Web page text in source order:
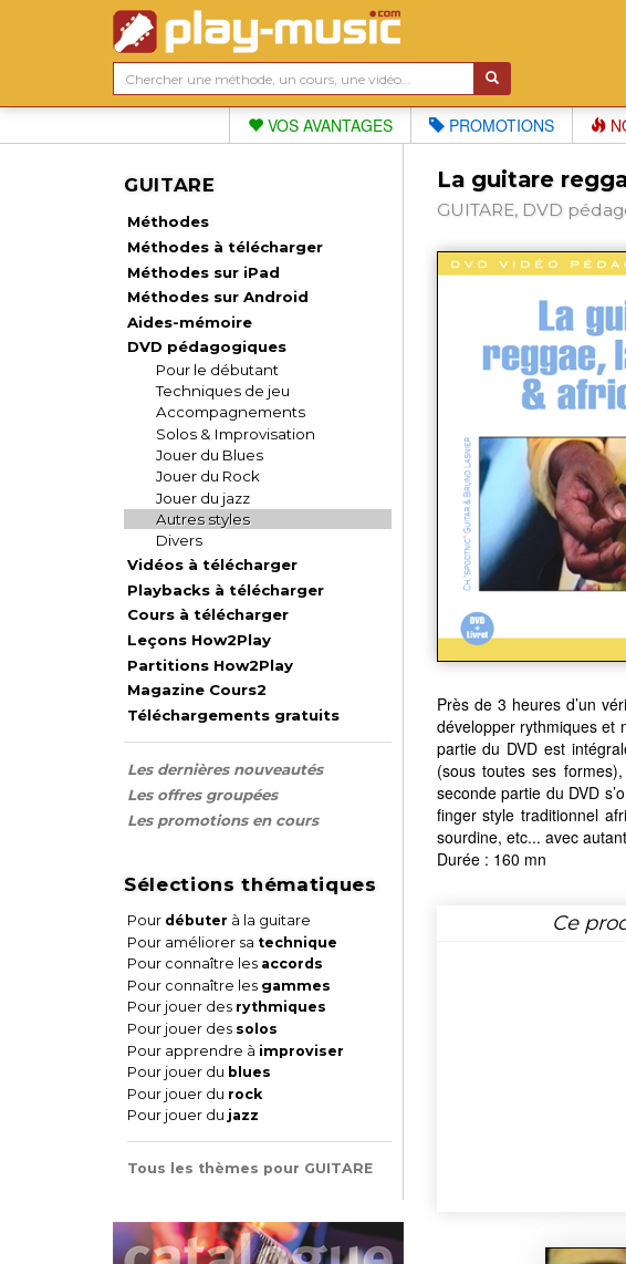
VOS AVANTAGES PROMOTIONS
GUITARE
Méthodes
Méthodes à télécharger
Méthodes sur iPad
Méthodes sur Android
Aides-mémoire
DVD pédagogiques
Pour le débutant
Techniques de jeu
Accompagnements
Solos & Improvisation
Jouer du Blues
Jouer du Rock
Jouer du jazz
Autres styles
Divers
Vidéos à télécharger
Playbacks à télécharger
Cours à télécharger
Leçons How2Play
Partitions How2Play
Magazine Cours2
Téléchargements gratuits
Les dernières nouveautés
Les offres groupées
Les promotions en cours
Sélections thématiques
Pour débuter à la guitare
Pour améliorer sa technique
Pour connaître les accords
Pour connaître les gammes
Pour jouer des rythmiques
Pour jouer des solos
Pour apprendre à improviser
Pour jouer du blues
Pour jouer du rock
Pour jouer du jazz
Tous les thèmes pour GUITARE
La guitare
GUITARE, DVD
Près de 3 heures d’un
développer rythmiques et
partie du DVD est
(sous toutes ses
seconde partie du DVD
finger style traditionnel
sourdine, etc... avec
Durée : 160 mn
Ce